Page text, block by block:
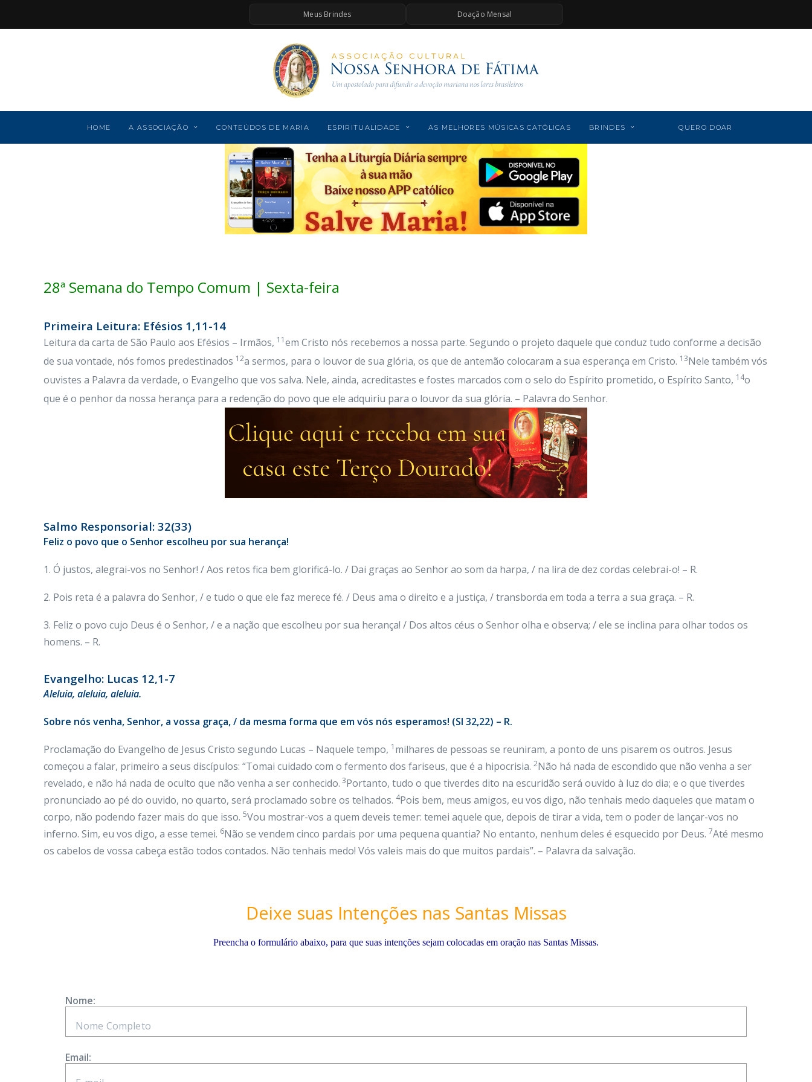
Meus Brindes Doação Mensal
HOME A ASSOCIAÇÃO CONTEÚDOS DE MARIA ESPIRITUALIDADE AS MELHORES MÚSICAS CATÓLICAS BRINDES QUERO DOAR
28ª Semana do Tempo Comum | Sexta-feira
Primeira Leitura: Efésios 1,11-14
Leitura da carta de São Paulo aos Efésios – Irmãos, 11em Cristo nós recebemos a nossa parte. Segundo o projeto daquele que conduz tudo conforme a decisão
de sua vontade, nós fomos predestinados 12a sermos, para o louvor de sua glória, os que de antemão colocaram a sua esperança em Cristo. 13Nele também vós
ouvistes a Palavra da verdade, o Evangelho que vos salva. Nele, ainda, acreditastes e fostes marcados com o selo do Espírito prometido, o Espírito Santo, 14o
que é o penhor da nossa herança para a redenção do povo que ele adquiriu para o louvor da sua glória. – Palavra do Senhor.
Salmo Responsorial: 32(33)
Feliz o povo que o Senhor escolheu por sua herança!
1. Ó justos, alegrai-vos no Senhor! / Aos retos fica bem glorificá-lo. / Dai graças ao Senhor ao som da harpa, / na lira de dez cordas celebrai-o! – R.
2. Pois reta é a palavra do Senhor, / e tudo o que ele faz merece fé. / Deus ama o direito e a justiça, / transborda em toda a terra a sua graça. – R.
3. Feliz o povo cujo Deus é o Senhor, / e a nação que escolheu por sua herança! / Dos altos céus o Senhor olha e observa; / ele se inclina para olhar todos os
homens. – R.
Evangelho: Lucas 12,1-7
Aleluia, aleluia, aleluia.
Sobre nós venha, Senhor, a vossa graça, / da mesma forma que em vós nós esperamos! (Sl 32,22) – R.
Proclamação do Evangelho de Jesus Cristo segundo Lucas – Naquele tempo, 1 milhares de pessoas se reuniram, a ponto de uns pisarem os outros. Jesus
começou a falar, primeiro a seus discípulos: “Tomai cuidado com o fermento dos fariseus, que é a hipocrisia. 2Não há nada de escondido que não venha a ser
revelado, e não há nada de oculto que não venha a ser conhecido. 3Portanto, tudo o que tiverdes dito na escuridão será ouvido à luz do dia; e o que tiverdes
pronunciado ao pé do ouvido, no quarto, será proclamado sobre os telhados. 4Pois bem, meus amigos, eu vos digo, não tenhais medo daqueles que matam o
corpo, não podendo fazer mais do que isso. 5Vou mostrar-vos a quem deveis temer: temei aquele que, depois de tirar a vida, tem o poder de lançar-vos no
inferno. Sim, eu vos digo, a esse temei. 6Não se vendem cinco pardais por uma pequena quantia? No entanto, nenhum deles é esquecido por Deus. 7Até mesmo
os cabelos de vossa cabeça estão todos contados. Não tenhais medo! Vós valeis mais do que muitos pardais”. – Palavra da salvação.
Deixe suas Intenções nas Santas Missas
Preencha o formulário abaixo, para que suas intenções sejam colocadas em oração nas Santas Missas.
Nome:
Email: